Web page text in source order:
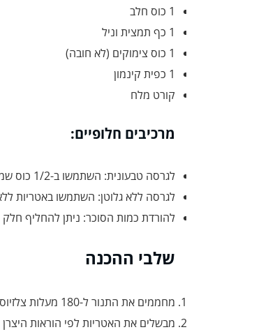
1 כוס חלב
1 כף תמצית וניל
1 כוס צימוקים (לא חובה)
1 כפית קינמון
קורט מלח
מרכיבים חלופיים:
לגרסה טבעונית: השתמשו ב-1/2 כוס שמן קוקוס במקום חמאה, וב-3 כפות רסק תפוחים במקום ביצים.
לגרסה ללא גלוטן: השתמשו באטריות
להורדת כמות הסוכר: ניתן להחליף
שלבי ההכנה
מחממים את התנור ל-180 מעלות צלזיוס ומשמנים תבנית אפייה בגודל 20×30 ס"מ.
מבשלים את האטריות לפי הוראות היצרן